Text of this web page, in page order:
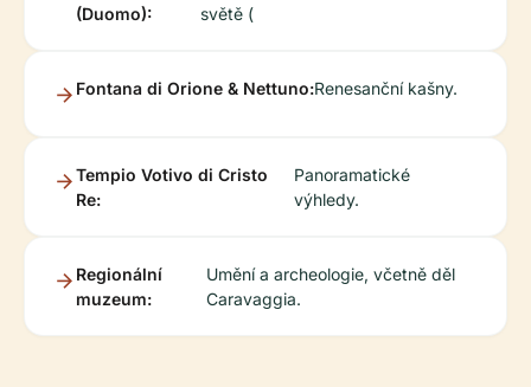
(Duomo):
světě (
Fontana di Orione & Nettuno:Renesanční kašny.
Tempio Votivo di Cristo
Re:
Panoramatické
výhledy.
Regionální
muzeum:
Umění a archeologie, včetně děl
Caravaggia.